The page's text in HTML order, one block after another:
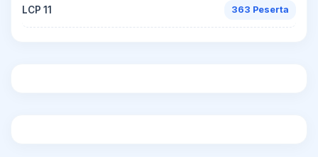
LCP 11 363 Peserta